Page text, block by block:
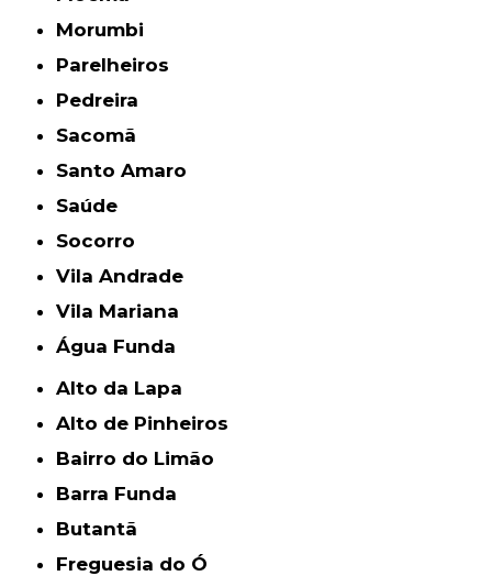
Morumbi
Parelheiros
Pedreira
Sacomã
Santo Amaro
Saúde
Socorro
Vila Andrade
Vila Mariana
Água Funda
Alto da Lapa
Alto de Pinheiros
Bairro do Limão
Barra Funda
Butantã
Freguesia do Ó